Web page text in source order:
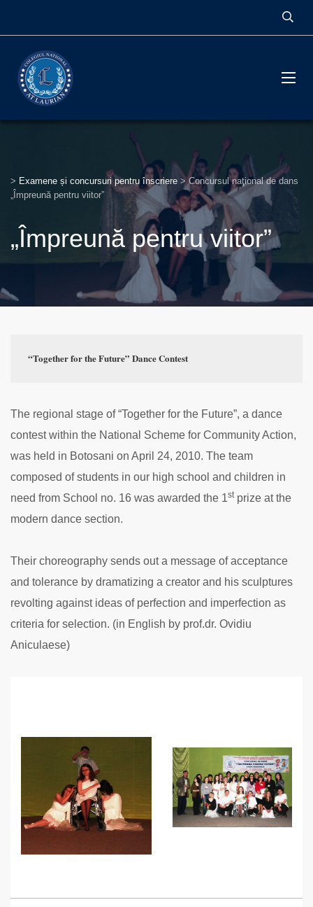
> Examene și concursuri pentru înscriere >Concursul naţional de dans
„Împreună pentru viitor”
„Împreună pentru viitor”
“Together for the Future” Dance Contest
The regional stage of “Together for the Future”, a dance
contest within the National Scheme for Community Action,
was held in Botosani on April 24, 2010. The team
composed of students in our high school and children in
need from School no. 16 was awarded the 1stprize at the
modern dance section.
Their choreography sends out a message of acceptance
and tolerance by dramatizing a creator and his sculptures
revolting against ideas of perfection and imperfection as
criteria for selection. (in English by prof.dr. Ovidiu
Aniculaese)